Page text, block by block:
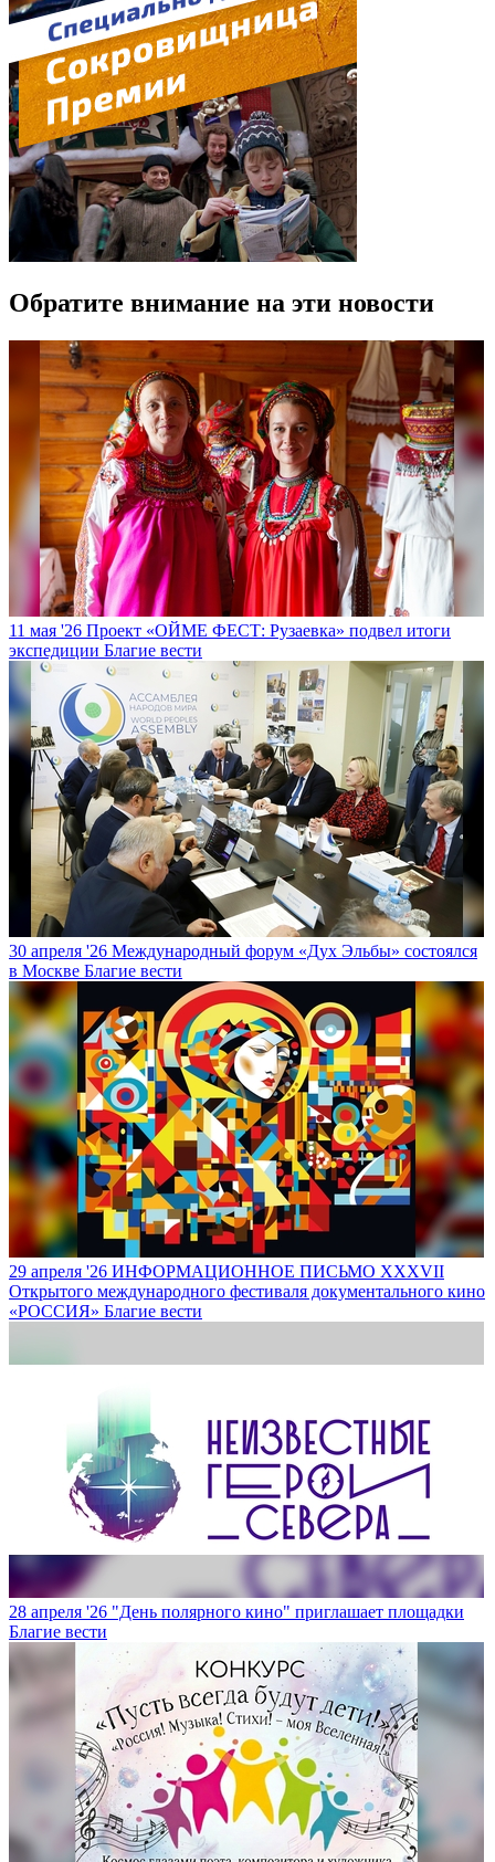
Обратите внимание на эти новости
11 мая '26 Проект «ОЙМЕ ФЕСТ: Рузаевка» подвел итоги
экспедиции Благие вести
30 апреля '26 Международный форум «Дух Эльбы» состоялся
в Москве Благие вести
29 апреля '26 ИНФОРМАЦИОННОЕ ПИСЬМО XXXVII
Открытого международного фестиваля документального кино
«РОССИЯ» Благие вести
28 апреля '26 "День полярного кино" приглашает площадки
Благие вести